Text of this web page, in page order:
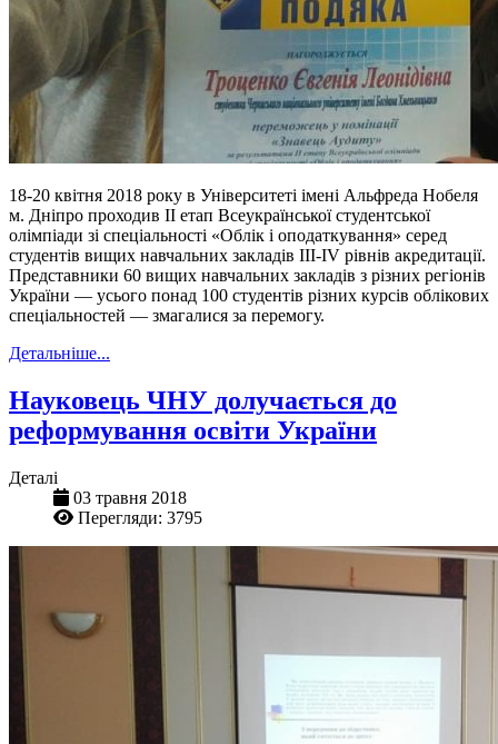
18-20 квітня 2018 року в Університеті імені Альфреда Нобеля
м. Дніпро проходив II етап Всеукраїнської студентської
олімпіади зі спеціальності «Облік і оподаткування» серед
студентів вищих навчальних закладів III-IV рівнів акредитації.
Представники 60 вищих навчальних закладів з різних регіонів
України — усього понад 100 студентів різних курсів облікових
спеціальностей — змагалися за перемогу.
Детальніше...
Науковець ЧНУ долучається до
реформування освіти України
Деталі
03 травня 2018
Перегляди: 3795